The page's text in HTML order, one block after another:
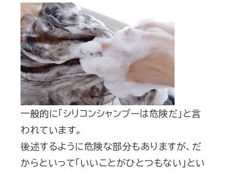
一般的に「シリコンシャンプーは危険だ」と言
われています。
後述するように危険な部分もありますが、だ
からといって「いいことがひとつもない」とい